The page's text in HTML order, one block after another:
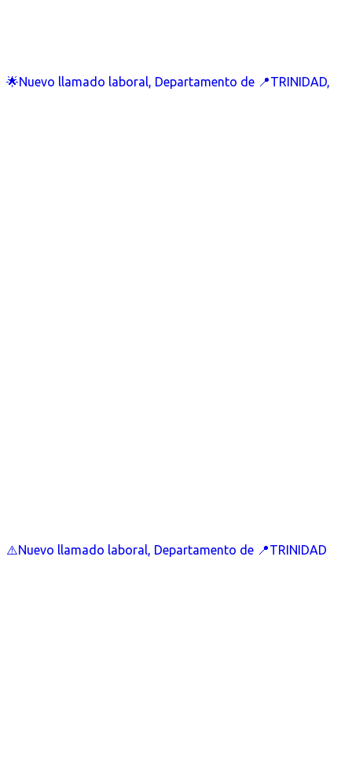
🌟Nuevo llamado laboral, Departamento de 📍TRINIDAD,
⚠️Nuevo llamado laboral, Departamento de 📍TRINIDAD